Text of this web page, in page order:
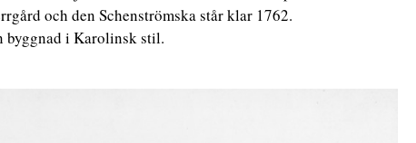
och den Schenströmska står klar 1762.
byggnad i Karolinsk stil.